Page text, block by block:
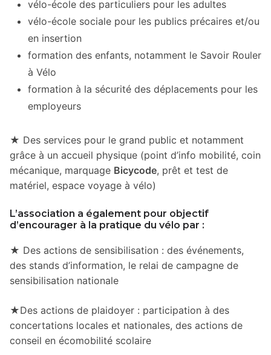
vélo-école des particuliers pour les adultes
vélo-école sociale pour les publics précaires et/ou
en insertion
formation des enfants, notamment le Savoir Rouler
à Vélo
formation à la sécurité des déplacements pour les
employeurs
★ Des services pour le grand public et notamment
grâce à un accueil physique (point d’info mobilité, coin
mécanique, marquage Bicycode, prêt et test de
matériel, espace voyage à vélo)
L’association a également pour objectif
d’encourager à la pratique du vélo par :
★ Des actions de sensibilisation : des événements,
des stands d’information, le relai de campagne de
sensibilisation nationale
★Des actions de plaidoyer : participation à des
concertations locales et nationales, des actions de
conseil en écomobilité scolaire